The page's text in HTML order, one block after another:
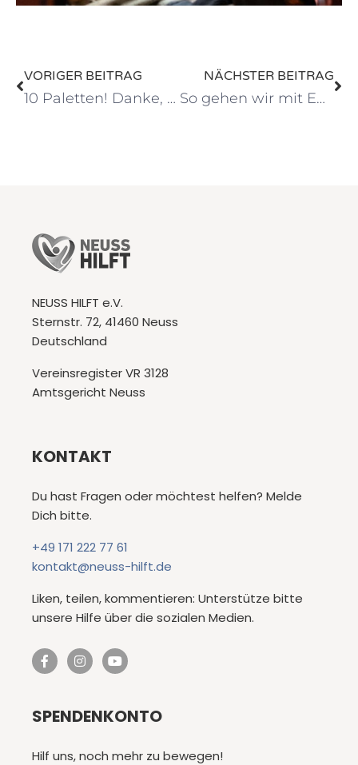
VORIGER BEITRAG
10 Paletten! Danke, Henkel
NÄCHSTER BEITRAG
So gehen wir mit Euren Geldspenden um
NEUSS HILFT e.V.
Sternstr. 72, 41460 Neuss
Deutschland
Vereinsregister VR 3128
Amtsgericht Neuss
KONTAKT
Du hast Fragen oder möchtest helfen? Melde
Dich bitte.
+49 171 222 77 61
kontakt@neuss-hilft.de
Liken, teilen, kommentieren: Unterstütze bitte
unsere Hilfe über die sozialen Medien.
SPENDENKONTO
Hilf uns, noch mehr zu bewegen!